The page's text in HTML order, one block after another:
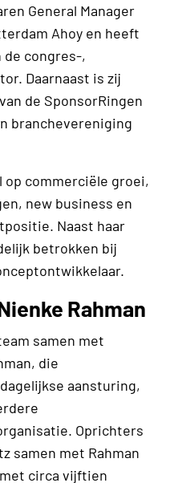
General Manager
Ahoy en heeft
congres-,
Daarnaast is zij
de SponsorRingen
branchevereniging
op commerciële groei,
new business en
Naast haar
betrokken bij
Rahman
samen met
die
aansturing,
Oprichters
samen met Rahman
circa vijftien